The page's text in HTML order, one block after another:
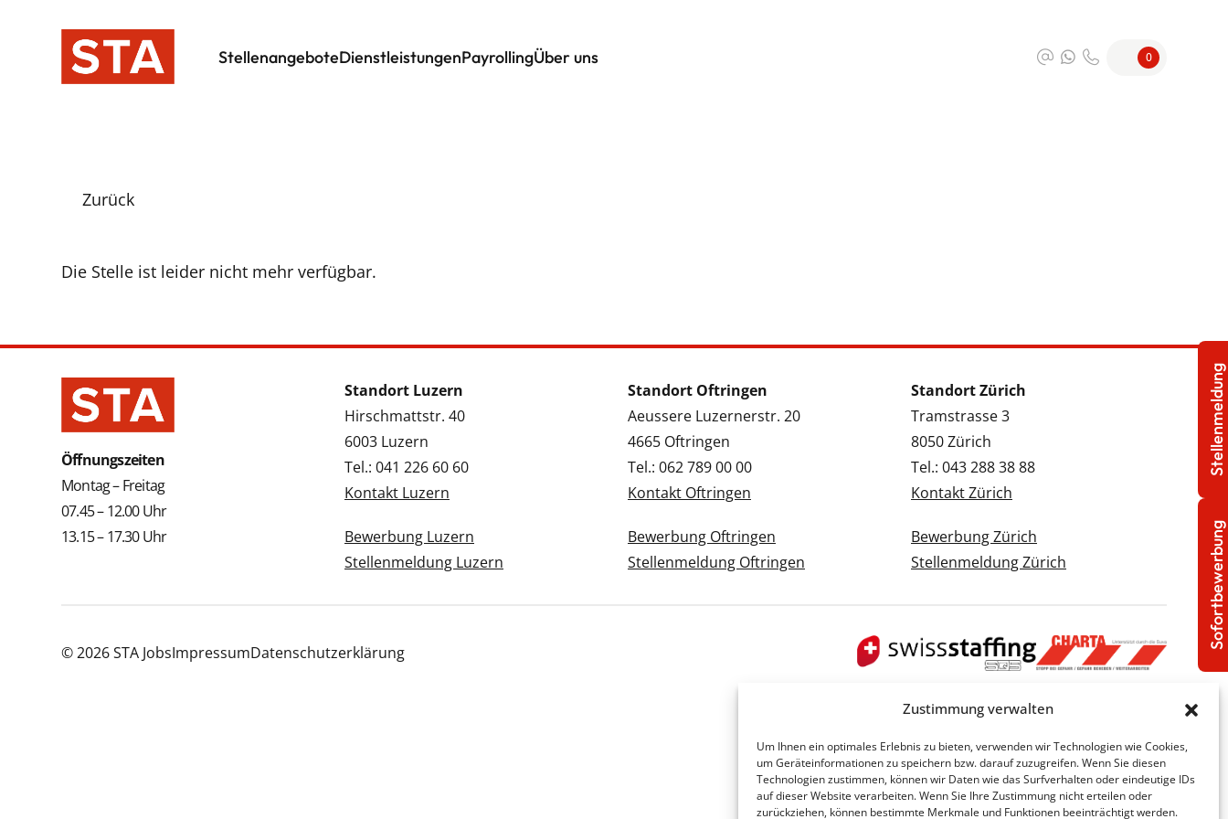
Zustimmung verwalten
Um Ihnen ein optimales Erlebnis zu bieten, verwenden wir Technologien wie Cookies,
um Geräteinformationen zu speichern bzw. darauf zuzugreifen. Wenn Sie diesen
Technologien zustimmen, können wir Daten wie das Surfverhalten oder eindeutige IDs
auf dieser Website verarbeiten. Wenn Sie Ihre Zustimmung nicht erteilen oder
zurückziehen, können bestimmte Merkmale und Funktionen beeinträchtigt werden.
StellenangeboteDienstleistungenPayrollingÜber uns 0
Zurück
Die Stelle ist leider nicht mehr verfügbar.
Öffnungszeiten
Montag – Freitag
07.45 – 12.00 Uhr
13.15 – 17.30 Uhr
Standort Luzern
Hirschmattstr. 40
6003 Luzern
Tel.: 041 226 60 60
Kontakt Luzern
Bewerbung Luzern
Stellenmeldung Luzern
Standort Oftringen
Aeussere Luzernerstr. 20
4665 Oftringen
Tel.: 062 789 00 00
Kontakt Oftringen
Bewerbung Oftringen
Stellenmeldung Oftringen
Standort Zürich
Tramstrasse 3
8050 Zürich
Tel.: 043 288 38 88
Kontakt Zürich
Bewerbung Zürich
Stellenmeldung Zürich
© 2026 STA JobsImpressumDatenschutzerklärung
Sofortbewerbung
Stellenmeldung